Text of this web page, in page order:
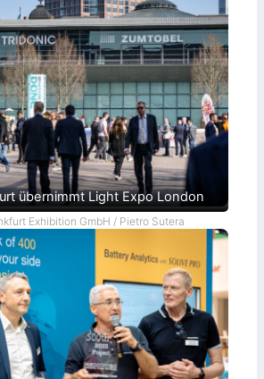
übernimmt Light Expo London
Exhibition GmbH / Pietro Sutera